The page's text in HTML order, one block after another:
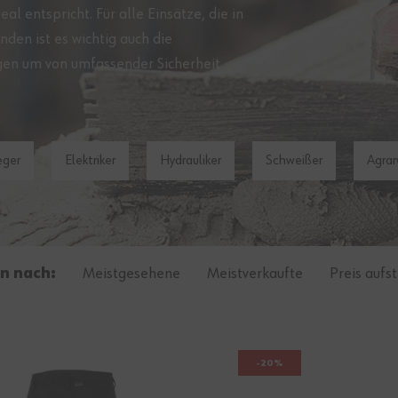
entspricht. Für alle Einsätze, die in
ist es wichtig auch die
um von umfassender Sicherheit
Elektriker Hydrauliker Schweißer
nach: Meistgesehene Meistverkaufte Preis
-20%